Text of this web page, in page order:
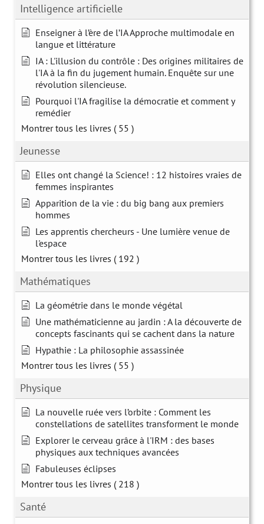
Intelligence artificielle
Enseigner à l’ère de l’IA Approche multimodale en
langue et littérature
IA : L'illusion du contrôle : Des origines militaires de
l'IA à la fin du jugement humain. Enquête sur une
révolution silencieuse.
Pourquoi l'IA fragilise la démocratie et comment y
remédier
Montrer tous les livres ( 55 )
Jeunesse
Elles ont changé la Science! : 12 histoires vraies de
femmes inspirantes
Apparition de la vie : du big bang aux premiers
hommes
Les apprentis chercheurs - Une lumière venue de
l'espace
Montrer tous les livres ( 192 )
Mathématiques
La géométrie dans le monde végétal
Une mathématicienne au jardin : A la découverte de
concepts fascinants qui se cachent dans la nature
Hypathie : La philosophie assassinée
Montrer tous les livres ( 55 )
Physique
La nouvelle ruée vers l’orbite : Comment les
constellations de satellites transforment le monde
Explorer le cerveau grâce à l'IRM : des bases
physiques aux techniques avancées
Fabuleuses éclipses
Montrer tous les livres ( 218 )
Santé